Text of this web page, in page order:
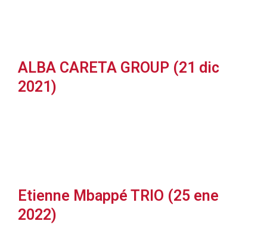
ALBA CARETA GROUP (21 dic
2021)
Etienne Mbappé TRIO (25 ene
2022)